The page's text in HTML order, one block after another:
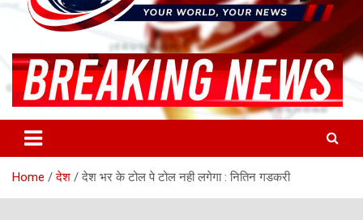
Princenews Daily
Home देश देश भर के टोल पे टोल नही लगेगा : नितिन गडकरी